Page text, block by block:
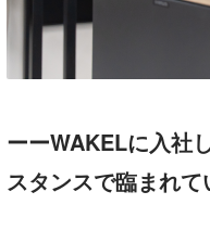
ーーWAKELに入社
スタンスで臨まれて